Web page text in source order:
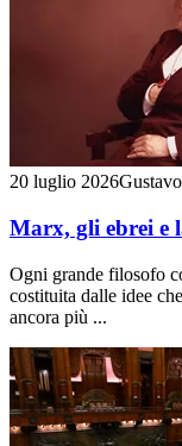
20 luglio 2026
Marx, gli ebrei e
Ogni grande filosofo
costituita dalle idee
ancora più ...